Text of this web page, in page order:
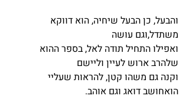
והבעל, כן הבעל שיחיה, הוא דווקא
משתדל,וגם עושה
ואפילו התחיל תודה לאל, בספר ההוא
שלהרב ארוש לעיין וליישם
וקנה גם משהו קטן, להראות שעליי
הואחושב דואג וגם אוהב.